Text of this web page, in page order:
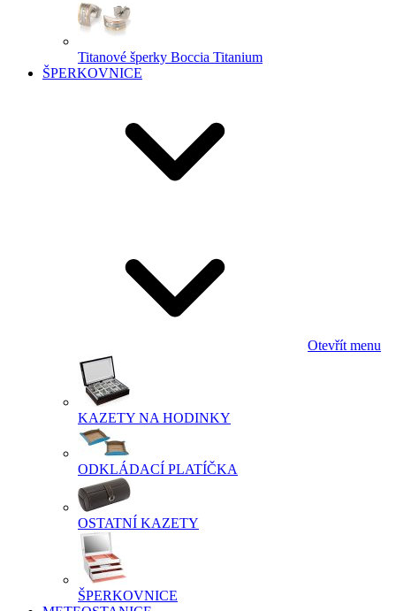
Titanové šperky Boccia Titanium
ŠPERKOVNICE
Otevřít menu
KAZETY NA HODINKY
ODKLÁDACÍ PLATÍČKA
OSTATNÍ KAZETY
ŠPERKOVNICE